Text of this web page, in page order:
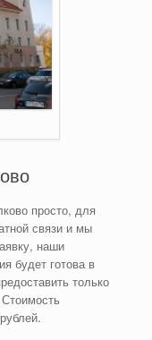
просто, для
связи и мы
наши
будет готова в
только